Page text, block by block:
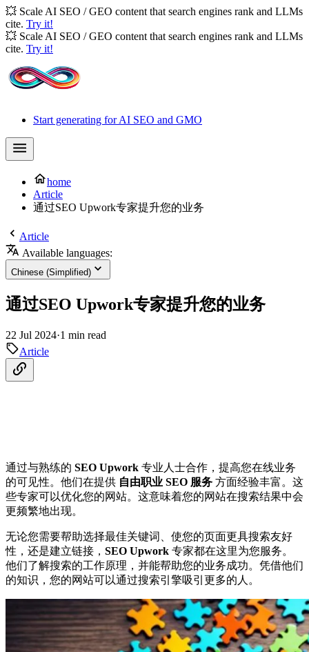
💥 Scale AI SEO / GEO content that search engines rank and LLMs
cite. Try it!
💥 Scale AI SEO / GEO content that search engines rank and LLMs
cite. Try it!
Start generating for AI SEO and GMO
home
Article
通过SEO Upwork专家提升您的业务
Article
Available languages:
Chinese (Simplified)
通过SEO Upwork专家提升您的业务
22 Jul 2024·1 min read
Article
通过与熟练的 SEO Upwork 专业人士合作，提高您在线业务
的可见性。他们在提供 自由职业 SEO 服务 方面经验丰富。这
些专家可以优化您的网站。这意味着您的网站在搜索结果中会
更频繁地出现。
无论您需要帮助选择最佳关键词、使您的页面更具搜索友好
性，还是建立链接， SEO Upwork 专家都在这里为您服务。
他们了解搜索的工作原理，并能帮助您的业务成功。凭借他们
的知识，您的网站可以通过搜索引擎吸引更多的人。